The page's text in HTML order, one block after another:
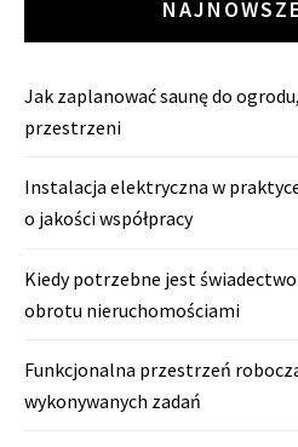
Jak zaplanować saunę do
przestrzeni
Instalacja elektryczna w
o jakości współpracy
Kiedy potrzebne jest
obrotu nieruchomościami
Funkcjonalna przestrzeń
wykonywanych zadań